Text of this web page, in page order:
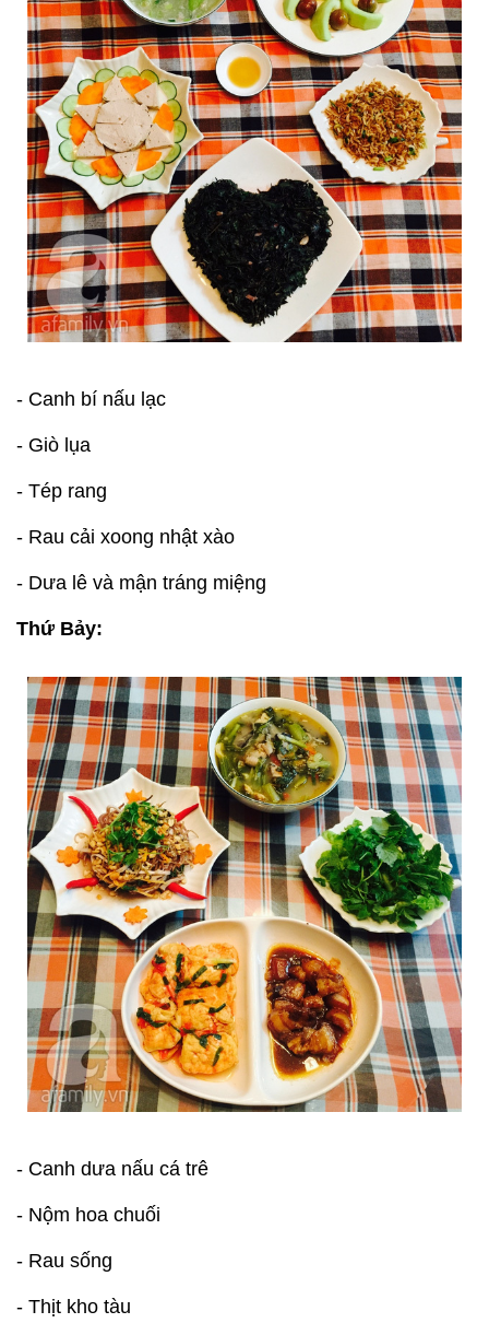
- Canh bí nấu lạc
- Giò lụa
- Tép rang
- Rau cải xoong nhật xào
- Dưa lê và mận tráng miệng
Thứ Bảy:
- Canh dưa nấu cá trê
- Nộm hoa chuối
- Rau sống
- Thịt kho tàu